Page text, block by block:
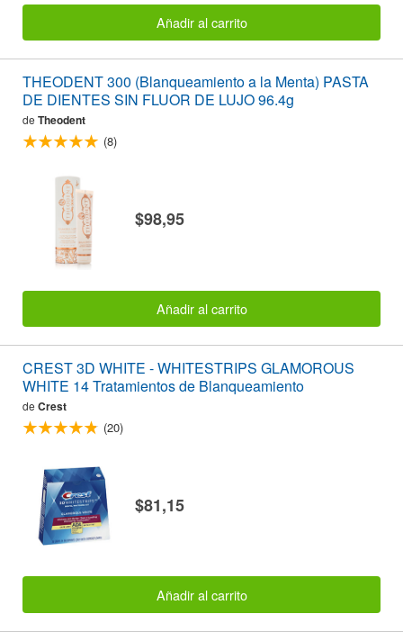
Añadir al carrito
THEODENT 300 (Blanqueamiento a la Menta) PASTA
DE DIENTES SIN FLUOR DE LUJO 96.4g
de Theodent
(8)
$98,95
Añadir al carrito
CREST 3D WHITE - WHITESTRIPS GLAMOROUS
WHITE 14 Tratamientos de Blanqueamiento
de Crest
(20)
$81,15
Añadir al carrito